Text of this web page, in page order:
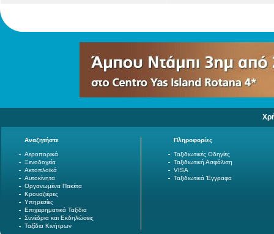
Αναζητήστε
Αεροπορικά
Ξενοδοχεία
Ακτοπλοϊκά
Αυτοκίνητα
Οργανωμένα Πακέτα
Κρουαζιέρες
Υπηρεσίες
Επιχειρηματικά Ταξίδια
Συνέδρια και Εκδηλώσεις
Ταξίδια Κινήτρων
Πληροφορίες
Ταξιδιωτικές Οδηγίες
Ταξιδιωτική Ασφάλιση
VISA
Ταξιδιωτικά Έγγραφα